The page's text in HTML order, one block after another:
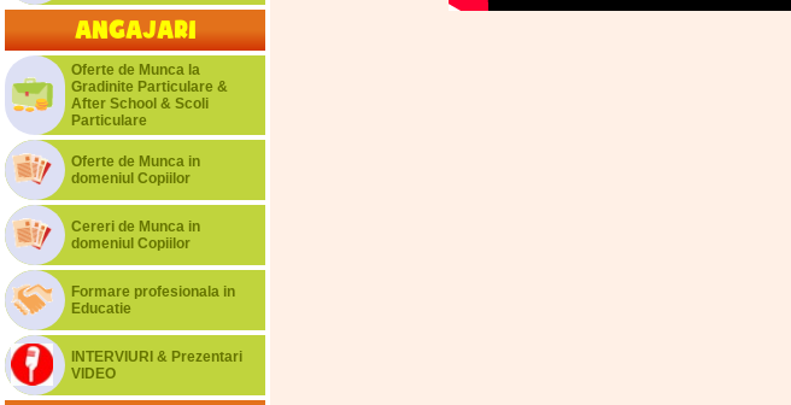
Angajari
Oferte de Munca la
Gradinite Particulare &
After School & Scoli
Particulare
Oferte de Munca in
domeniul Copiilor
Cereri de Munca in
domeniul Copiilor
Formare profesionala in
Educatie
INTERVIURI & Prezentari
VIDEO